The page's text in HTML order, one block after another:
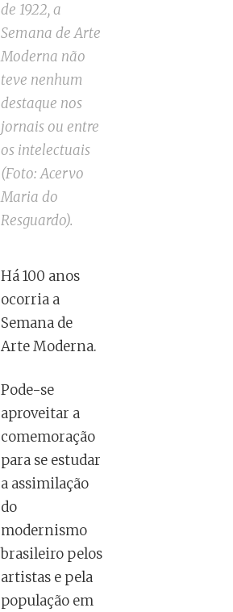
de 1922, a
Semana de Arte
Moderna não
teve nenhum
destaque nos
jornais ou entre
os intelectuais
(Foto: Acervo
Maria do
Resguardo).
Há 100 anos
ocorria a
Semana de
Arte Moderna.
Pode-se
aproveitar a
comemoração
para se estudar
a assimilação
do
modernismo
brasileiro pelos
artistas e pela
população em